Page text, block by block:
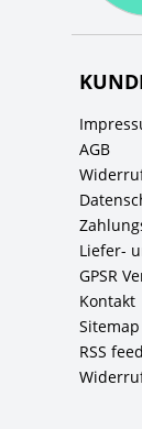
AGB
Liefer-
GPSR
Kontakt
Sitemap
RSS feed